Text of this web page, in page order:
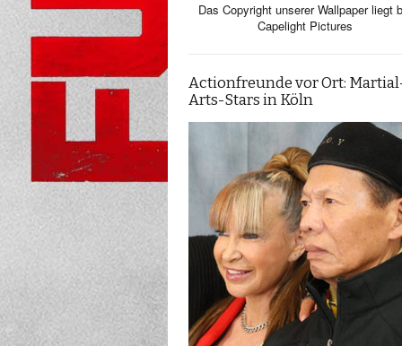
Das Copyright unserer Wallpaper liegt
Capelight Pictures
Actionfreunde vor Ort:
Arts-Stars in Köln